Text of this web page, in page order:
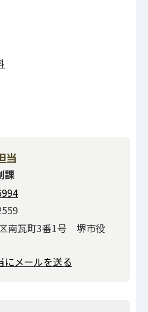
当
課
南瓦町3番1号 堺市役
にメールを送る